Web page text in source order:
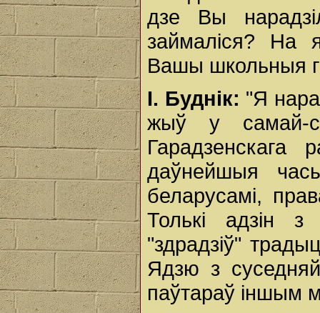
дзе Вы
займаліся? На
Вашы школьныя
І. Буднік: "Я
жыў у самай-
даўнейшыя
беларусамі,
Толькі адзін з
"здрадзіў"
Ядзю з
паўтараў іншым